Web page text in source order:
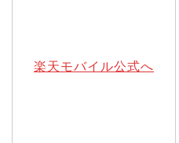
楽天モバイル公式へ